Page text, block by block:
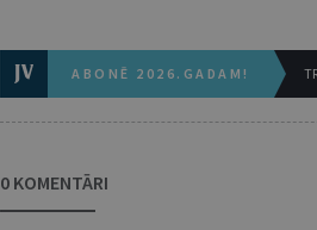
ABONĒ 2026.GADAM!
0 KOMENTĀRI